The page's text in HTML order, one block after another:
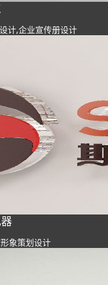
计,企业宣传册设计
象策划设计